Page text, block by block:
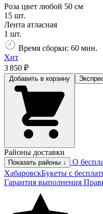
Роза цвет любой 50 см
15 шт.
Лента атласная
1 шт.
Время сборки: 60 мин.
Хит
3 850 ₽
Районы доставки
Показать районы ↓
О
ХабаровскБукеты с
Гарантия выполнения